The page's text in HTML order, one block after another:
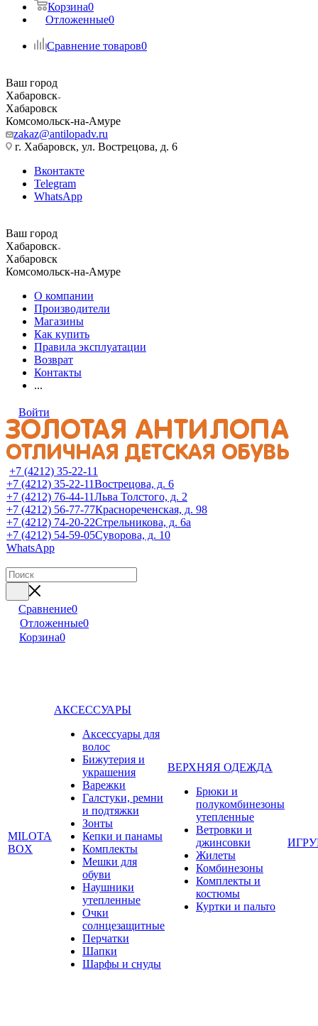
Корзина0
Отложенные0
Сравнение товаров0
Ваш город
Хабаровск
Хабаровск
Комсомольск-на-Амуре
zakaz@antilopadv.ru
г. Хабаровск, ул. Вострецова, д. 6
Вконтакте
Telegram
WhatsApp
Ваш город
Хабаровск
Хабаровск
Комсомольск-на-Амуре
О компании
Производители
Магазины
Как купить
Правила эксплуатации
Возврат
Контакты
...
Войти
+7 (4212) 35-22-11
+7 (4212) 35-22-11Вострецова, д. 6
+7 (4212) 76-44-11Льва Толстого, д. 2
+7 (4212) 56-77-77Краснореченская, д. 98
+7 (4212) 74-20-22Стрельникова, д. 6а
+7 (4212) 54-59-05Суворова, д. 10
WhatsApp
Сравнение0
Отложенные0
Корзина0
MILOTA
BOX
АКСЕССУАРЫ
Аксессуары для
волос
Бижутерия и
украшения
Варежки
Галстуки, ремни
и подтяжки
Зонты
Кепки и панамы
Комплекты
Мешки для
обуви
Наушники
утепленные
Очки
солнцезащитные
Перчатки
Шапки
Шарфы и снуды
ВЕРХНЯЯ ОДЕЖДА
Брюки и
полукомбинезоны
утепленные
Ветровки и
джинсовки
Жилеты
Комбинезоны
Комплекты и
костюмы
Куртки и пальто